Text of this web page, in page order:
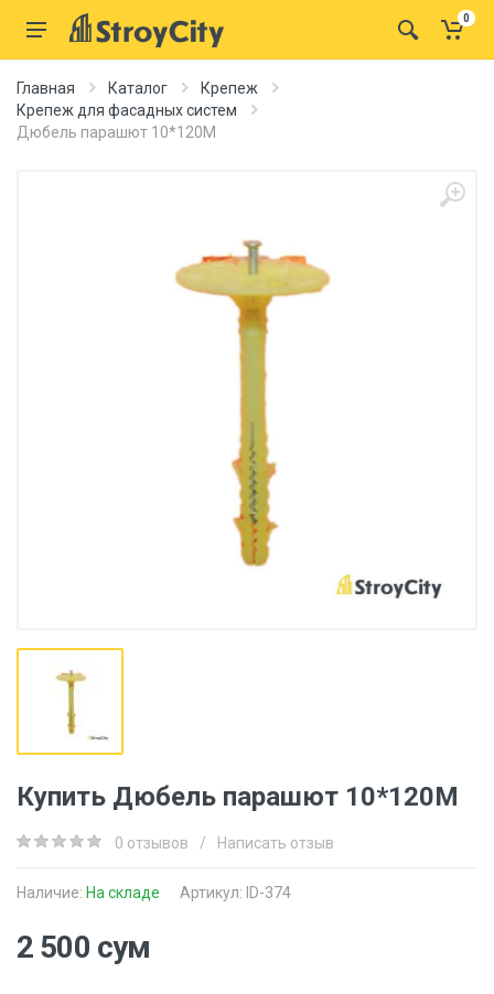
0
Главная Каталог
Крепеж
Крепеж для фасадных систем
Дюбель парашют 10*120M
Купить Дюбель парашют 10*120M
0 отзывов / Написать отзыв
Наличие: На складе Артикул: ID-374
2 500 сум